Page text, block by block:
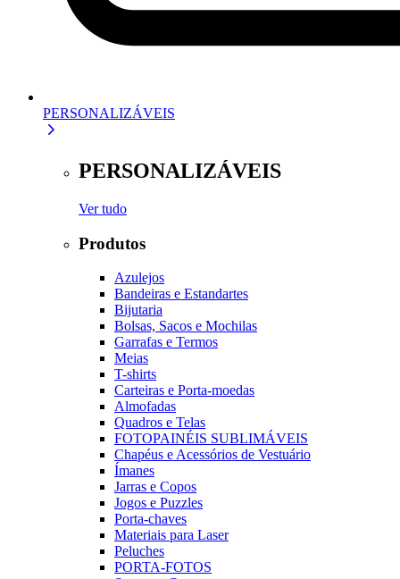
PERSONALIZÁVEIS
PERSONALIZÁVEIS
Ver tudo
Produtos
Azulejos
Bandeiras e Estandartes
Bijutaria
Bolsas, Sacos e Mochilas
Garrafas e Termos
Meias
T-shirts
Carteiras e Porta-moedas
Almofadas
Quadros e Telas
FOTOPAINÉIS SUBLIMÁVEIS
Chapéus e Acessórios de Vestuário
Ímanes
Jarras e Copos
Jogos e Puzzles
Porta-chaves
Materiais para Laser
Peluches
PORTA-FOTOS